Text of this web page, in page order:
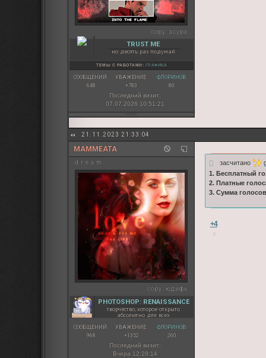
copy: асура
TRUST ME
но десять раз подумай
ТЕМЫ С РАБОТАМИ: ГРАФИКА
СООБЩЕНИЙ:
648
УВАЖЕНИЕ:
+783
ФЛОРИНОВ:
80
Последний визит:
07.07.2026 10:51:21
21.11.2023 21:33:04
MAMMEATA
d r e a m
copy: юдифь
PHOTOSHOP: RENAISSANCE
творчество, которое открыто
абсолютно для всех
СООБЩЕНИЙ:
968
УВАЖЕНИЕ:
+1352
ФЛОРИНОВ:
260
Последний визит:
Вчера 12:28:14
засчитано
1. Бесплатный
2. Платные
3. Сумма
+4